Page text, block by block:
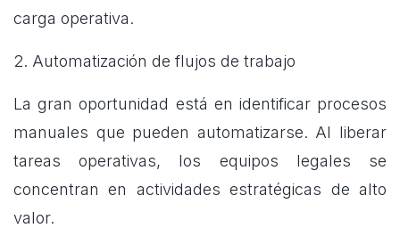
carga operativa.
2. Automatización de flujos de trabajo
La gran oportunidad está en identificar procesos
manuales que pueden automatizarse. Al liberar
tareas operativas, los equipos legales se
concentran en actividades estratégicas de alto
valor.